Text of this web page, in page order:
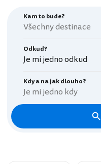
Kam to bude?
Odkud?
Je mi jedno odkud
Kdy a na jak dlouho?
Je mi jedno kdy